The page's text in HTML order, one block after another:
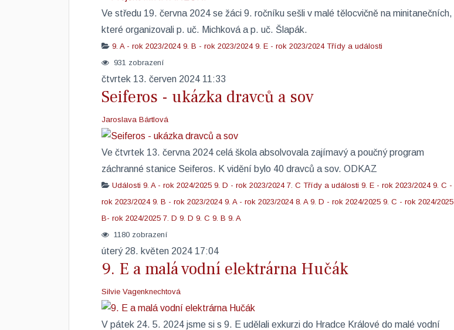
Ve středu 19. června 2024 se žáci 9. ročníku sešli v malé tělocvičně na minitanečních,
které organizovali p. uč. Michková a p. uč. Šlapák. ​
9. A - rok 2023/2024 9. B - rok 2023/2024 9. E - rok 2023/2024 Třídy a události
931 zobrazení
čtvrtek 13. červen 2024 11:33
Seiferos - ukázka dravců a sov
Jaroslava Bártlová
​Ve čtvrtek 13. června 2024 celá škola absolvovala zajímavý a poučný program
záchranné stanice Seiferos. K vidění bylo 40 dravců a sov. ODKAZ
Události 9. A - rok 2024/2025 9. D - rok 2023/2024 7. C Třídy a události 9. E - rok 2023/2024 9. C -
rok 2023/2024 9. B - rok 2023/2024 9. A - rok 2023/2024 8. A 9. D - rok 2024/2025 9. C - rok 2024/2025
B- rok 2024/2025 7. D 9. D 9. C 9. B 9. A
1180 zobrazení
úterý 28. květen 2024 17:04
9. E a malá vodní elektrárna Hučák
Silvie Vagenknechtová
V pátek 24. 5. 2024 jsme si s 9. E udělali exkurzi do Hradce Králové do malé vodní